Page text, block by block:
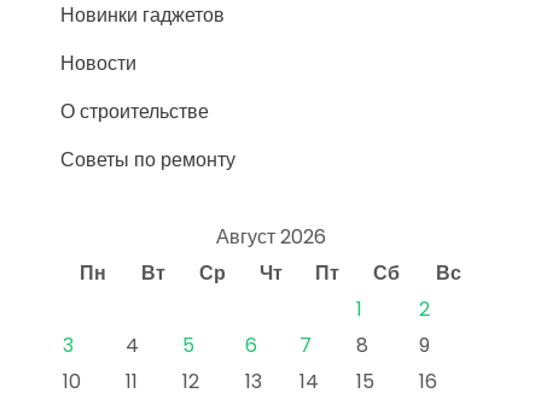
Новинки гаджетов
Новости
О строительстве
Советы по ремонту
Август 2026
Пн
Вт Ср Чт Пт Сб
Вс
1
2
3
4 5 6 7 8
9
10
11 12 13 14 15
16